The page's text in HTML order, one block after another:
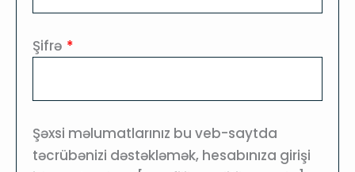
Şifrə *
Şəxsi məlumatlarınız bu veb-saytda
təcrübənizi dəstəkləmək, hesabınıza girişi